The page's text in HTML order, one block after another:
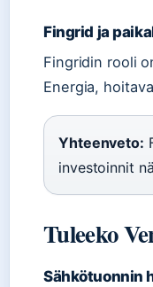
Fingrid ja
Fingridin rooli
Energia,
Yhteenveto:
investoinnit
Tuleeko
Sähkötuonnin